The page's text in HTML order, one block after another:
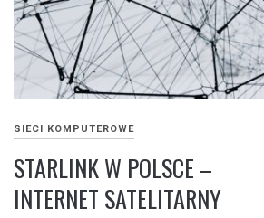
SIECI KOMPUTEROWE
STARLINK W POLSCE –
INTERNET SATELITARNY